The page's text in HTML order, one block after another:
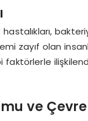
zayıf olan
ve